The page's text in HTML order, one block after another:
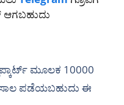
ಮೂಲಕ 10000
ಪಡೆಯಬಹುದು ಈ